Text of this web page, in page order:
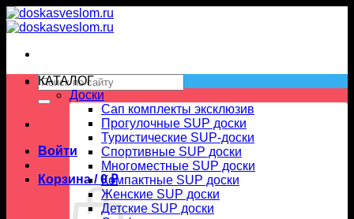
Skip
to
Искать:
Войти
Корзина /0₽
КАТАЛОГ
Доски
Сап комплекты эксклюзив
Прогулочные SUP доски
Туристические SUP-доски
Спортивные SUP доски
Многоместные SUP доски
Компактные SUP доски
Женские SUP доски
Детские SUP доски